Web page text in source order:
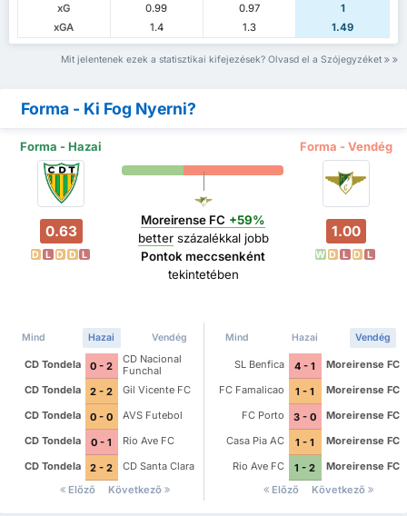
xG
0.99 0.97
1
xGA
1.4 1.3 1.49
Mit jelentenek ezek a statisztikai kifejezések? Olvasd el a Szójegyzéket
Forma - Ki Fog Nyerni?
Forma - Hazai Forma - Vendég
0.63
D L D D L
Moreirense FC +59%
betterszázalékkal jobb
Pontok meccsenként
tekintetében
1.00
W D L D L
Mind Hazai Vendég
CD Tondela 0 - 2
CD Nacional
Funchal
CD Tondela
2 - 2
Gil Vicente FC
CD Tondela
0 - 0
AVS Futebol
CD Tondela
0 - 1
Rio Ave FC
CD Tondela
2 - 2
CD Santa Clara
Előző
Következő
Mind Hazai Vendég
SL Benfica 4 - 1
Moreirense FC
FC Famalicao
1 - 1
Moreirense FC
FC Porto
3 - 0
Moreirense FC
Casa Pia AC
1 - 1
Moreirense FC
Rio Ave FC
1 - 2
Moreirense FC
Előző
Következő